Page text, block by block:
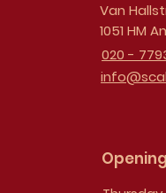
Van
1051 HM
020 -